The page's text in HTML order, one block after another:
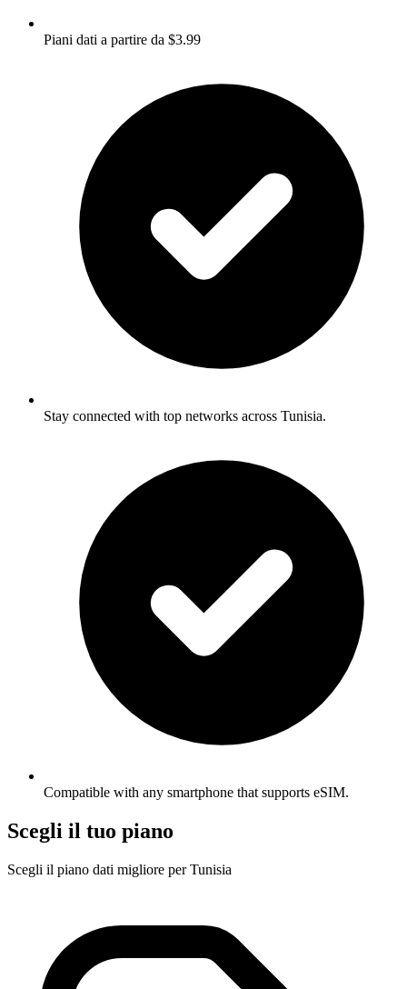
Piani dati a partire da $3.99
Stay connected with top networks across Tunisia.
Compatible with any smartphone that supports eSIM.
Scegli il tuo piano
Scegli il piano dati migliore per Tunisia